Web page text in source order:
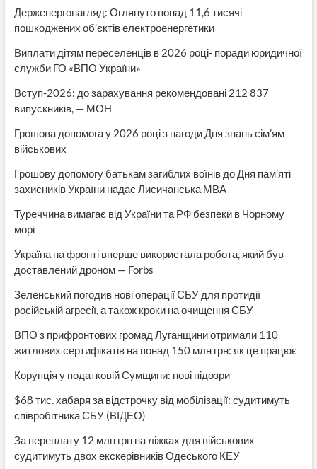
Держенергонагляд: Оглянуто понад 11,6 тисячі
пошкоджених об’єктів електроенергетики
Виплати дітям переселенців в 2026 році- поради юридичної
служби ГО «ВПО України»
Вступ-2026: до зарахування рекомендовані 212 837
випускників, — МОН
Грошова допомога у 2026 році з нагоди Дня знань сім’ям
військових
Грошову допомогу батькам загиблих воїнів до Дня пам’яті
захисників України надає Лисичанська МВА
Туреччина вимагає від України та РФ безпеки в Чорному
морі
Україна на фронті вперше використала робота, який був
доставлений дроном — Forbs
Зеленський погодив нові операції СБУ для протидії
російській агресії, а також кроки на очищення СБУ
ВПО з прифронтових громад Луганщини отримали 110
житлових сертифікатів на понад 150 млн грн: як це працює
Корупція у податковій Сумщини: нові підозри
$68 тис. хабаря за відстрочку від мобілізації: судитимуть
співробітника СБУ (ВІДЕО)
За переплату 12 млн грн на ліжках для військових
судитимуть двох екскерівників Одеського КЕУ